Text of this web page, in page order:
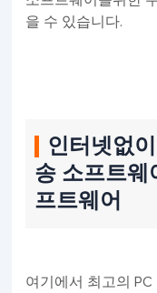
을 수 있습니다.
인터넷없
송 소프트웨
프트웨어
여기에서 최고의 PC